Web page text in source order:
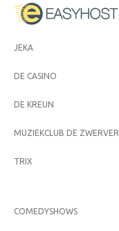
JEKA
DE CASINO
DE KREUN
MUZIEKCLUB DE ZWERVER
TRIX
COMEDYSHOWS